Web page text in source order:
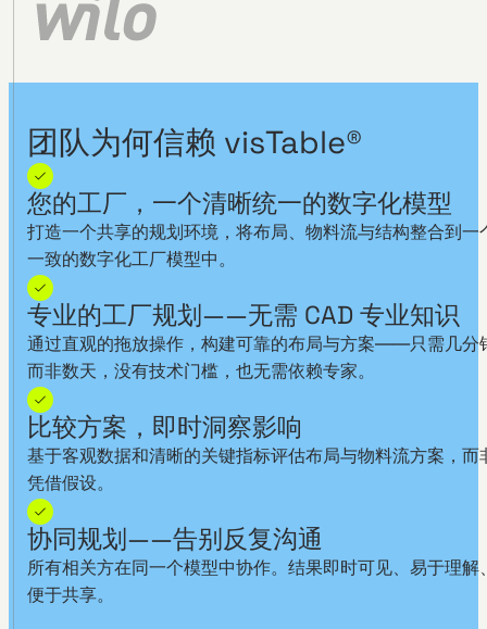
团队为何信赖 visTable®
您的工厂，一个清晰统一的数字化模型
打造一个共享的规划环境，将布局、物料流与结构整合到一
一致的数字化工厂模型中。
专业的工厂规划——无需 CAD 专业知识
通过直观的拖放操作，构建可靠的布局与方案——只需几分
而非数天，没有技术门槛，也无需依赖专家。
比较方案，即时洞察影响
基于客观数据和清晰的关键指标评估布局与物料流方案，而
凭借假设。
协同规划——告别反复沟通
所有相关方在同一个模型中协作。结果即时可见、易于理解
便于共享。